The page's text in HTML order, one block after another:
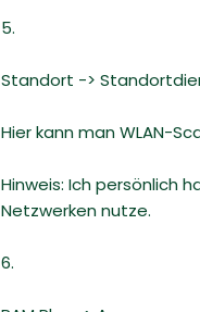
5.
Standort ->
Hier kann man WLAN-
Hinweis: Ich persönlich
Netzwerken nutze.
6.